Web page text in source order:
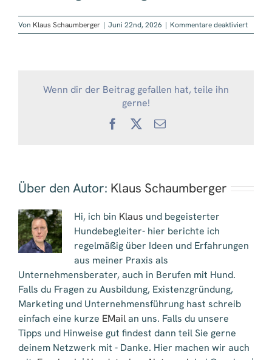
Von Klaus Schaumberger | Juni 22nd, 2026 | Kommentare deaktiviertfür
Lingua
Wenn dir der Beitrag gefallen hat, teile ihn
gerne!
Facebook
X
E-
Über den Autor: Klaus Schaumberger
Hi, ich bin Klaus und begeisterter
Hundebegleiter- hier berichte ich
regelmäßig über Ideen und Erfahrungen
aus meiner Praxis als
Unternehmensberater, auch in Berufen mit Hund.
Falls du Fragen zu Ausbildung, Existenzgründung,
Marketing und Unternehmensführung hast schreib
einfach eine kurze EMailan uns. Falls du unsere
Tipps und Hinweise gut findest dann teil Sie gerne
deinem Netzwerk mit - Danke. Hier machen wir auch